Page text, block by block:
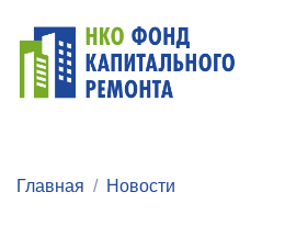
Главная Новости